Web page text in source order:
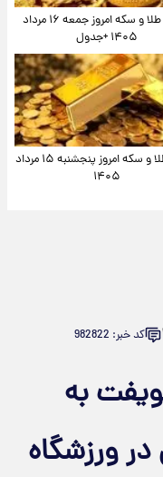
قیمت طلا و سکه امروز جمعه ۱۶ مرداد
۱۴۰۵ +جدول
قیمت طلا و سکه امروز پنجشنبه ۱۵ مرداد
۱۴۰۵
کد خبر: 982822
به
ورزشگاه